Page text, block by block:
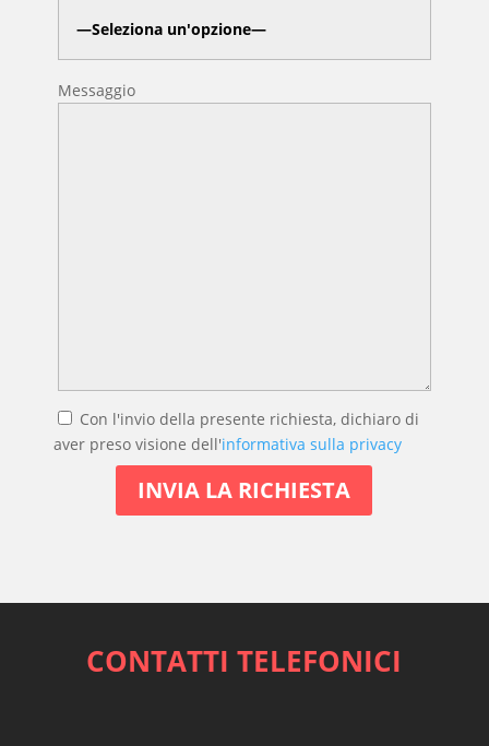
Messaggio
Con l'invio della presente richiesta, dichiaro di
aver preso visione dell'informativa sulla privacy
CONTATTI TELEFONICI